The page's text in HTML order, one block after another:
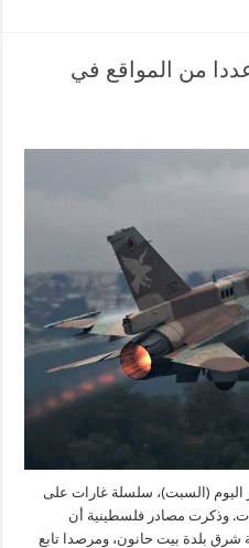
من المواقع في
اليوم (السبت)، سلسلة غارات على
وذكرت مصادر فلسطينية أن
شرق بلدة بيت حانون، ومرصدا تابع